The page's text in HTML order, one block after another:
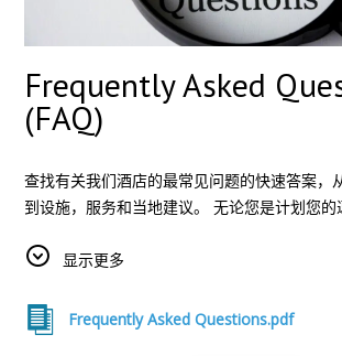
Frequently Asked
(FAQ)
查找有关我们酒店的最常见问题的快速答案，
到设施，服务和当地建议。 无论您是计划您
验顺利和无压力。
显示更多
Frequently Asked Questions.pdf